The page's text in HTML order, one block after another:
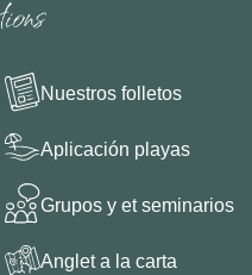
Nuestros folletos
Aplicación playas
Grupos y et seminarios
Anglet a la carta